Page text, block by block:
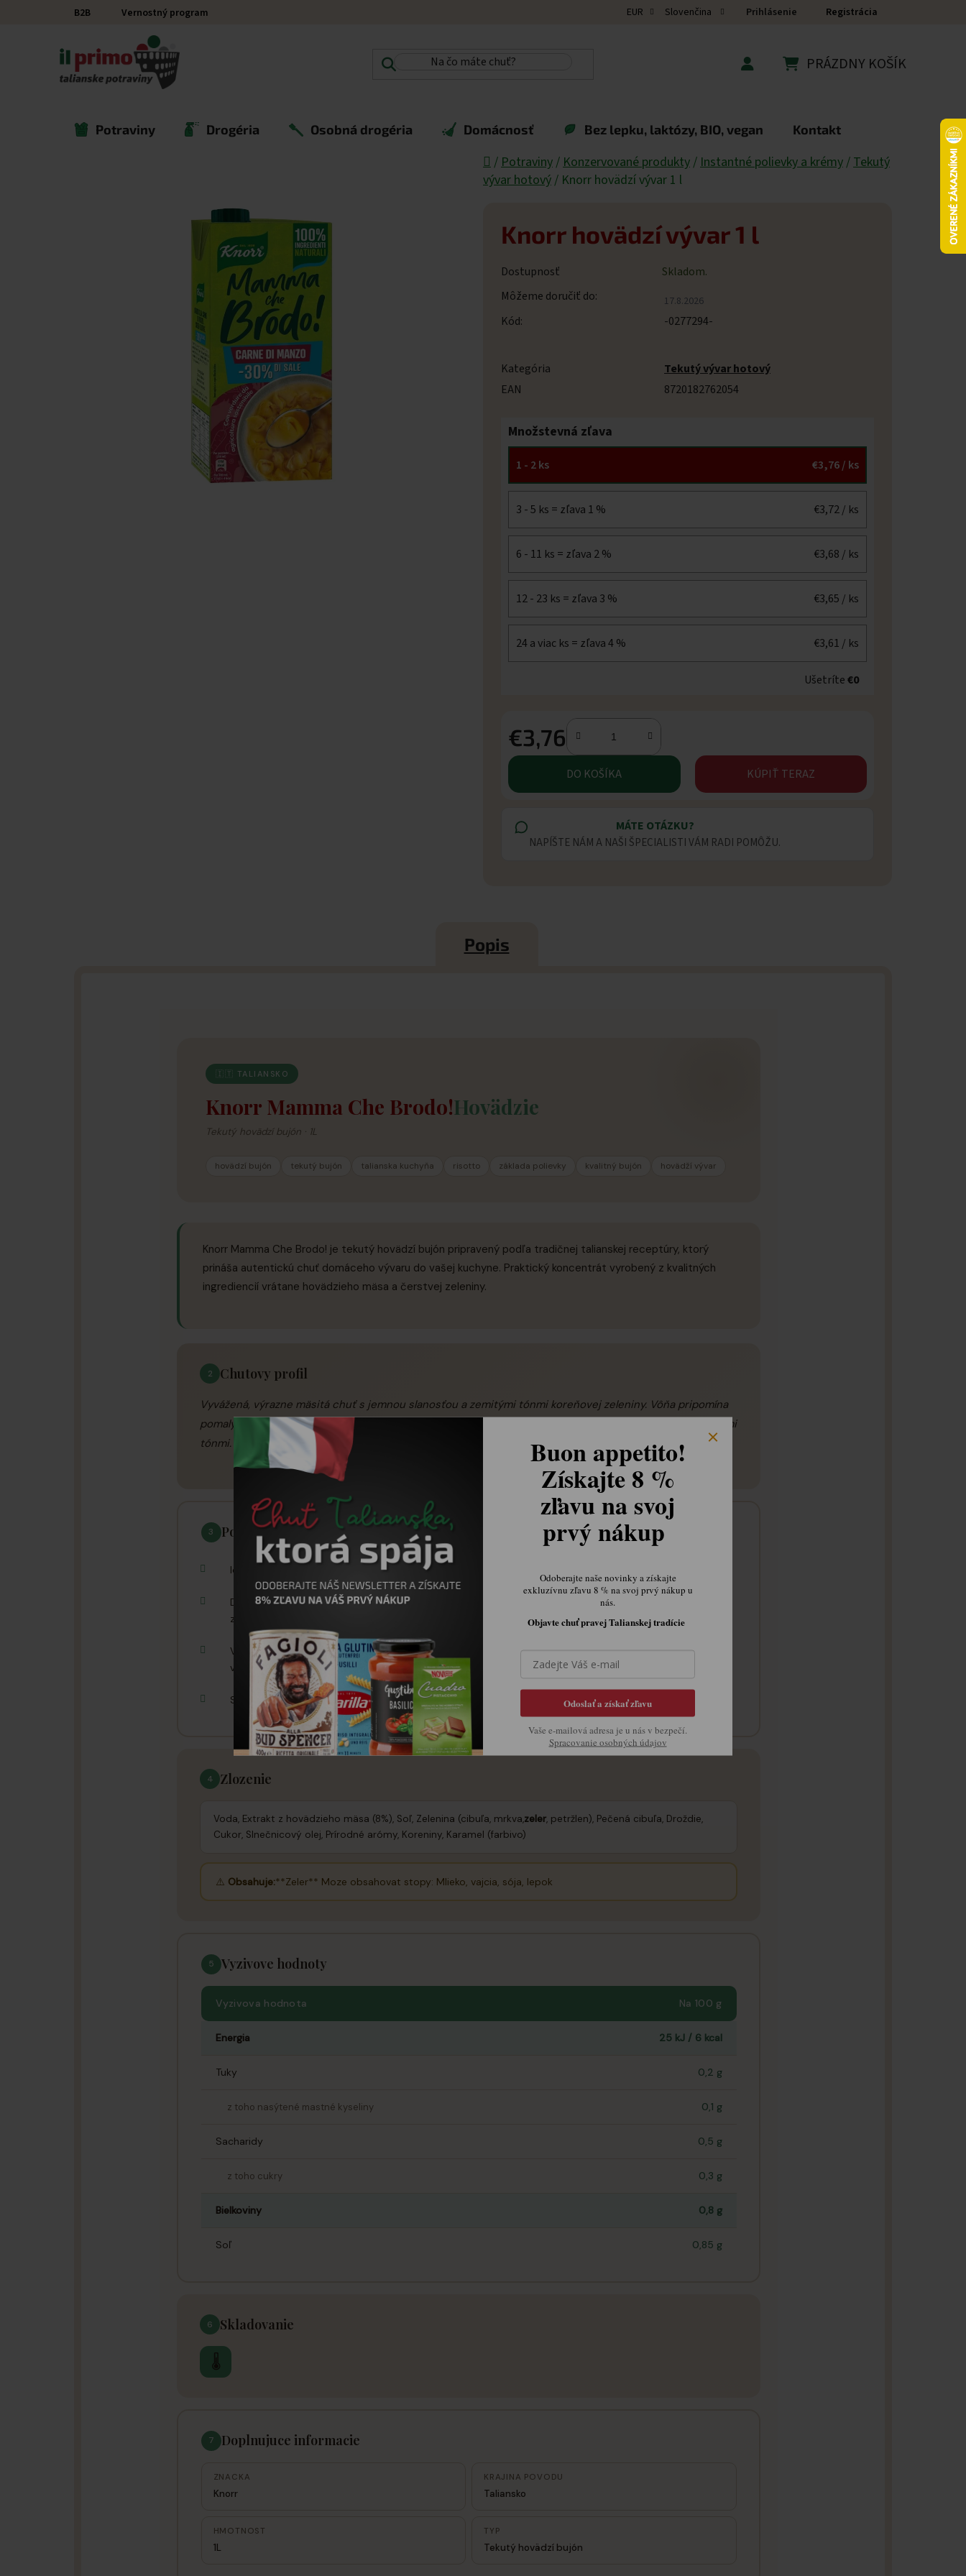
Prejsť na obsahB2B Vernostný program EUR Slovenčina Prihlásenie Registrácia
PRÁZDNY KOŠÍK
Potraviny Drogéria Osobná drogéria Domácnosť Bez lepku, laktózy, BIO, vegan Kontakt
Domov
/ Potraviny / Konzervované produkty / Instantné polievky a krémy / Tekutý
vývar hotový / Knorr hovädzí vývar 1 l
Knorr hovädzí vývar 1 l
Dostupnosť
Skladom.
Môžeme doručiť do:
17.8.2026
Kód: -0277294-
Kategória
Tekutý vývar hotový
EAN
8720182762054
Množstevná zľava
1 - 2 ks €3,76/ ks
3 - 5 ks = zľava 1 % €3,72/ ks
6 - 11 ks = zľava 2 % €3,68 / ks
12 - 23 ks = zľava 3 % €3,65 / ks
24 a viac ks = zľava 4 % €3,61 / ks
Ušetríte€0
€3,76
Jednotková cena:
DO KOŠÍKA
KÚPIŤ TERAZ
MÁTE OTÁZKU?
NAPÍŠTE NÁM A NAŠI ŠPECIALISTI VÁM RADI POMÔŽU.
Popis
🇮🇹 TALIANSKO
Knorr Mamma Che Brodo!Hovädzie
Tekutý hovädzí bujón · 1L
hovädzí bujón tekutý bujón talianska kuchyňa risotto základa polievky kvalitný bujón hovädží vývar
Knorr Mamma Che Brodo! je tekutý hovädzí bujón pripravený podľa tradičnej talianskej receptúry, ktorý
prináša autentickú chuť domáceho vývaru do vašej kuchyne. Praktický koncentrát vyrobený z kvalitných
ingrediencií vrátane hovädzieho mäsa a čerstvej zeleniny.
2 Chutovy profil
Vyvážená, výrazne mäsitá chuť s jemnou slanosťou a zemitými tónmi koreňovej zeleniny. Vôňa pripomína
pomaly varený domáci vývar s jemnými tónmi pečenej zeleniny a aromatického hovädzieho mäsa s umami
tónmi.
3 Pouzitie a tipy
Ideálny základ pre tradičné talianske polievky, risôt a omáčky
Dokonalý na prípravu risotto alla milanese, tortellini v bujóne alebo ako tekutina na dusenie mäsa a
zeleniny
Vynikajúco sa hodí na prípravu omáčok k pečenému mäsu - nahradí klasický fond a ušetrí hodiny
varenia
Stačí odmerať potrebné množstvo podľa návodu a zahriať
4 Zlozenie
Voda, Extrakt z hovädzieho mäsa (8%), Soľ, Zelenina (cibuľa, mrkva,zeler, petržlen), Pečená cibuľa, Droždie,
Cukor, Slnečnicový olej, Prírodné arómy, Koreniny, Karamel (farbivo)
⚠️ Obsahuje:**Zeler** Moze obsahovat stopy: Mlieko, vajcia, sója, lepok
5 Vyzivove hodnoty
Vyzivova hodnota Na 100 g
Energia 25 kJ / 6 kcal
Tuky 0,2 g
z toho nasýtené mastné kyseliny 0,1 g
Sacharidy 0,5 g
z toho cukry 0,3 g
Bielkoviny 0,8 g
Soľ 0,85 g
6 Skladovanie
🌡
7 Doplnujuce informacie
ZNACKA
Knorr
KRAJINA POVODU
Taliansko
HMOTNOST
1L
TYP
Tekutý hovädzí bujón
Buon appetito!
Získajte 8 %
zľavu na svoj
prvý nákup
Odoberajte naše novinky a získajte
exkluzívnu zľavu 8 % na svoj prvý nákup u
nás.
Objavte chuť pravej Talianskej tradície
Odoslať a získať zľavu
Vaše e-mailová adresa je u nás v bezpečí.
Spracovanie osobných údajov